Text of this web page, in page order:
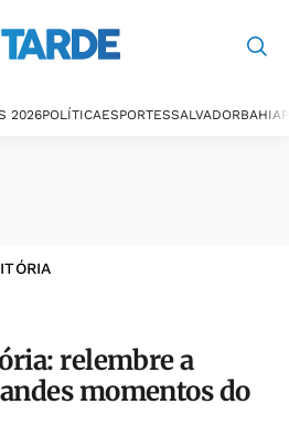
2026POLÍTICAESPORTESSALVADORBAHIA
relembre a
momentos do